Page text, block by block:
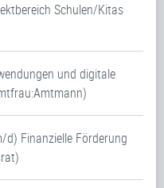
Schulen/Kitas
und digitale
d) Finanzielle Förderung